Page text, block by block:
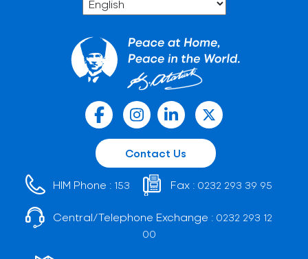
Contact Us
HIM Phone : 153 Fax : 0232 293 39 95
Central/Telephone Exchange : 0232 293 12
00